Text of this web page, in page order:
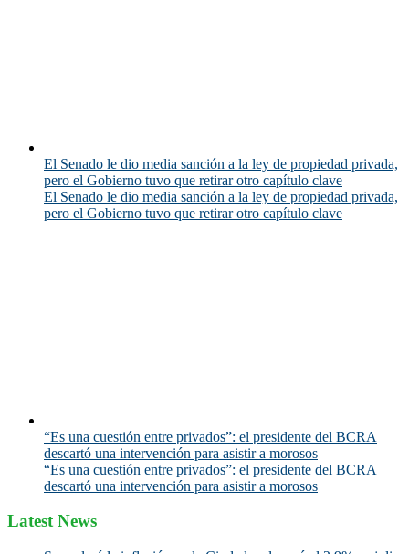
El Senado le dio media sanción a la ley de propiedad privada,
pero el Gobierno tuvo que retirar otro capítulo clave
El Senado le dio media sanción a la ley de propiedad privada,
pero el Gobierno tuvo que retirar otro capítulo clave
“Es una cuestión entre privados”: el presidente del BCRA
descartó una intervención para asistir a morosos
“Es una cuestión entre privados”: el presidente del BCRA
descartó una intervención para asistir a morosos
Latest News